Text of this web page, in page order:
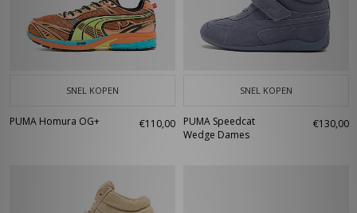
SNEL KOPEN
PUMA Homura OG+ €110,00
SNEL KOPEN
PUMA Speedcat
Wedge Dames
€130,00